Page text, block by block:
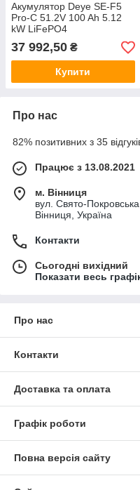
Акумулятор Deye SE-F5
Pro-C 51.2V 100 Ah 5.12
kW LiFePO4
37 992,50 ₴
Купити
Про нас
82% позитивних з 35
Працює з 13.08.2021
м. Вінниця
вул. Свято-
Вінниця, Україна
Контакти
Сьогодні вихідний
Показати весь
Про нас
Контакти
Доставка та оплата
Графік роботи
Повна версія сайту